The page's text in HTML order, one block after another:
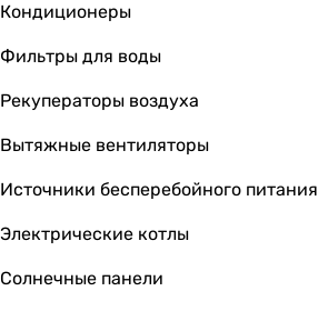
Кондиционеры
Фильтры для воды
Рекуператоры воздуха
Вытяжные вентиляторы
Источники бесперебойного питания
Электрические котлы
Солнечные панели